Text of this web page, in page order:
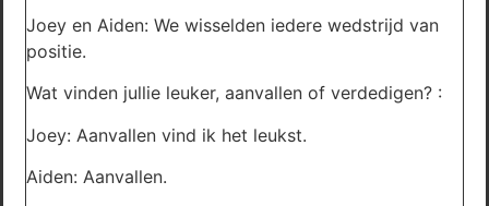
Joey en Aiden: We wisselden iedere wedstrijd van
positie.
Wat vinden jullie leuker, aanvallen of verdedigen? :
Joey: Aanvallen vind ik het leukst.
Aiden: Aanvallen.